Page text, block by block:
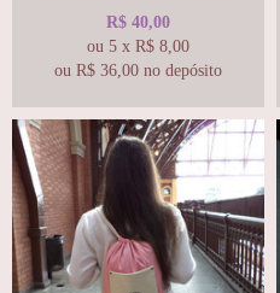
R$ 40,00
ou 5 x R$ 8,00
ou R$ 36,00 no depósito